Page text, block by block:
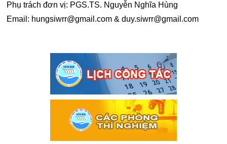
Phụ trách đơn vị: PGS.TS. Nguyễn Nghĩa Hùng
Email: hungsiwrr@gmail.com & duy.siwrr@gmail.com